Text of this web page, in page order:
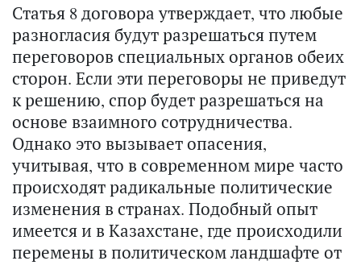
Статья 8 договора утверждает, что любые
разногласия будут разрешаться путем
переговоров специальных органов обеих
сторон. Если эти переговоры не приведут
к решению, спор будет разрешаться на
основе взаимного сотрудничества.
Однако это вызывает опасения,
учитывая, что в современном мире часто
происходят радикальные политические
изменения в странах. Подобный опыт
имеется и в Казахстане, где происходили
перемены в политическом ландшафте от